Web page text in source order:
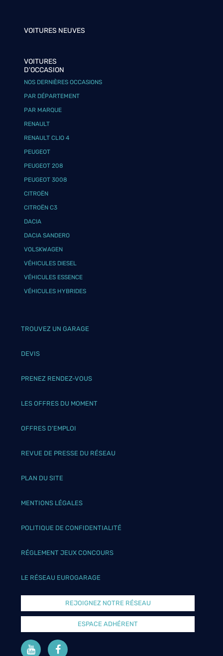
VOITURES NEUVES
VOITURES
D'OCCASION
NOS DERNIÈRES OCCASIONS
PAR DÉPARTEMENT
PAR MARQUE
RENAULT
RENAULT CLIO 4
PEUGEOT
PEUGEOT 208
PEUGEOT 3008
CITROËN
CITROËN C3
DACIA
DACIA SANDERO
VOLSKWAGEN
VÉHICULES DIESEL
VÉHICULES ESSENCE
VÉHICULES HYBRIDES
TROUVEZ UN GARAGE
DEVIS
PRENEZ RENDEZ-VOUS
LES OFFRES DU MOMENT
OFFRES D’EMPLOI
REVUE DE PRESSE DU RÉSEAU
PLAN DU SITE
MENTIONS LÉGALES
POLITIQUE DE CONFIDENTIALITÉ
RÉGLEMENT JEUX CONCOURS
LE RÉSEAU EUROGARAGE
REJOIGNEZ NOTRE RÉSEAU
ESPACE ADHÉRENT